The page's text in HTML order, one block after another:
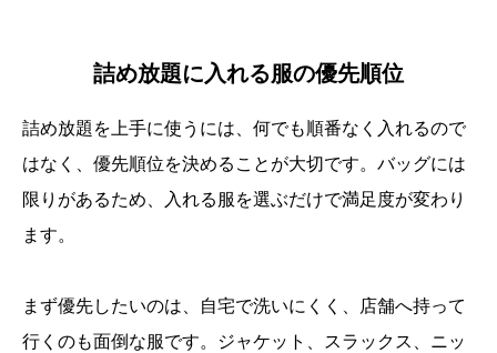
詰め放題に入れる服の優先順位
詰め放題を上手に使うには、何でも順番なく入れるので
はなく、優先順位を決めることが大切です。バッグには
限りがあるため、入れる服を選ぶだけで満足度が変わり
ます。
まず優先したいのは、自宅で洗いにくく、店舗へ持って
行くのも面倒な服です。ジャケット、スラックス、ニッ